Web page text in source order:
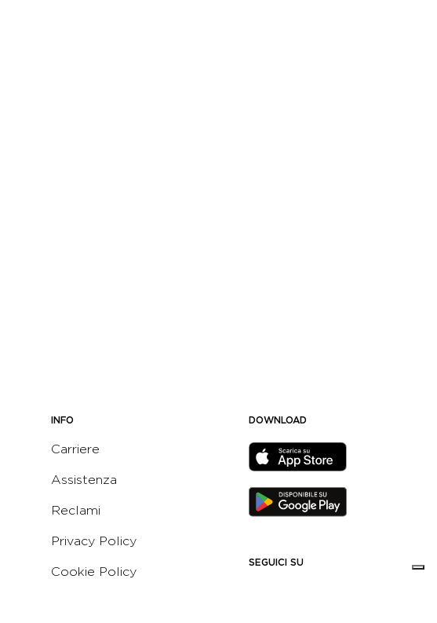
INFO
Carriere
Assistenza
Reclami
Privacy Policy
Cookie Policy
DOWNLOAD
SEGUICI SU